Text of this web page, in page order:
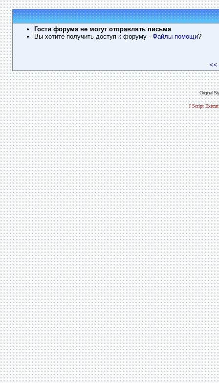
Гости форума не могут отправлять письма
Вы хотите получить доступ к форуму - Файлы помощи?
<<
Original
[ Script